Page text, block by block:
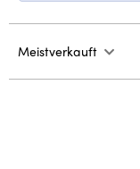
Meistverkauft